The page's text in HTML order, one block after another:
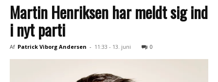
Martin Henriksen har meldt sig ind
i nyt parti
Af Patrick Viborg Andersen - 11:33 - 13. juni 0